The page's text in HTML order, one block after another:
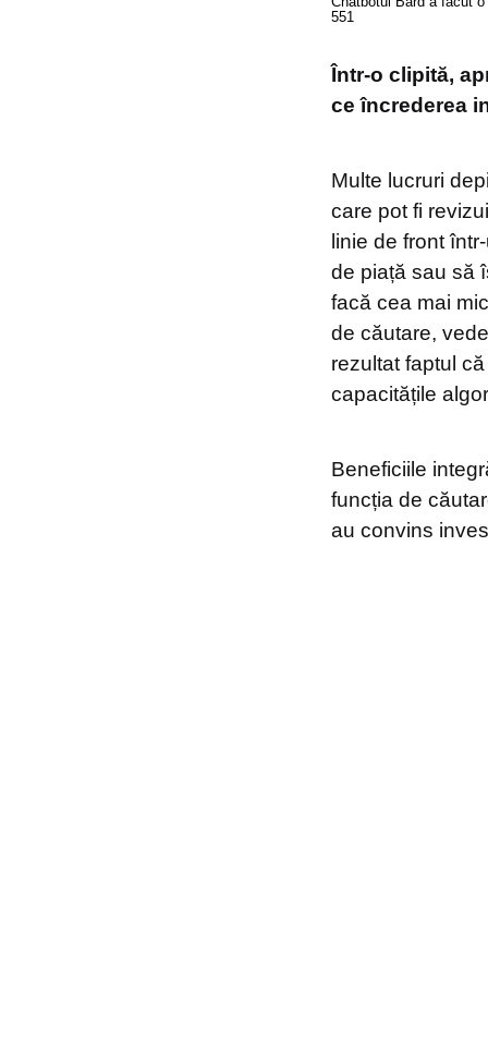
551
Într-o clipită,
ce încrederea
Multe lucruri
care pot fi
linie de front
de piață sau să
facă cea mai
de căutare,
rezultat faptul
capacitățile
Beneficiile
funcția de
au convins